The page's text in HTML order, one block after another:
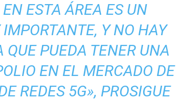
ESTA ÁREA ES UN
Y NO HAY
PUEDA TENER UNA
EN EL MERCADO DE
REDES 5G», PROSIGUE